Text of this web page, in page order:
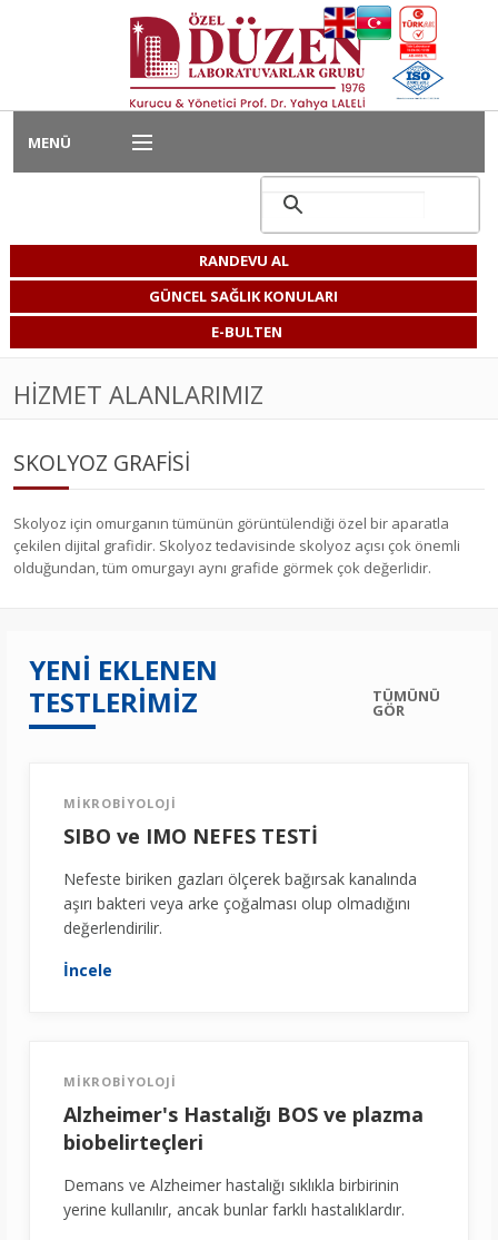
MENÜ
Hizmet Alanlarımız
Kurumsal Hizmetler
Kariyer
Bize Ulaşın
RANDEVU AL
GÜNCEL SAĞLIK KONULARI
E-BULTEN
HIZMET ALANLARIMIZ
SKOLYOZ GRAFISI
Skolyoz için omurganın tümünün görüntülendiği özel bir aparatla
çekilen dijital grafidir. Skolyoz tedavisinde skolyoz açısı çok önemli
olduğundan, tüm omurgayı aynı grafide görmek çok değerlidir.
YENİ EKLENEN
TESTLERİMİZ
TÜMÜNÜ
GÖR
MİKROBİYOLOJİ
SIBO ve IMO NEFES TESTİ
Nefeste biriken gazları ölçerek bağırsak kanalında
aşırı bakteri veya arke çoğalması olup olmadığını
değerlendirilir.
İncele
MİKROBİYOLOJİ
Alzheimer's Hastalığı BOS ve plazma
biobelirteçleri
Demans ve Alzheimer hastalığı sıklıkla birbirinin
yerine kullanılır, ancak bunlar farklı hastalıklardır.